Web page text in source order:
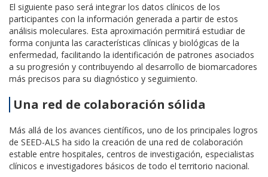
El siguiente paso será integrar los datos clínicos de los
participantes con la información generada a partir de estos
análisis moleculares. Esta aproximación permitirá estudiar de
forma conjunta las características clínicas y biológicas de la
enfermedad, facilitando la identificación de patrones asociados
a su progresión y contribuyendo al desarrollo de biomarcadores
más precisos para su diagnóstico y seguimiento.
Una red de colaboración sólida
Más allá de los avances científicos, uno de los principales logros
de SEED-ALS ha sido la creación de una red de colaboración
estable entre hospitales, centros de investigación, especialistas
clínicos e investigadores básicos de todo el territorio nacional.